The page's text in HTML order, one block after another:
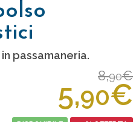
passamaneria.
8,90€
5,90€